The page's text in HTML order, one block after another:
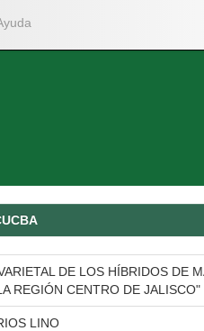
DE LOS HÍBRIDOS DE
REGIÓN CENTRO DE JALISCO"
LINO